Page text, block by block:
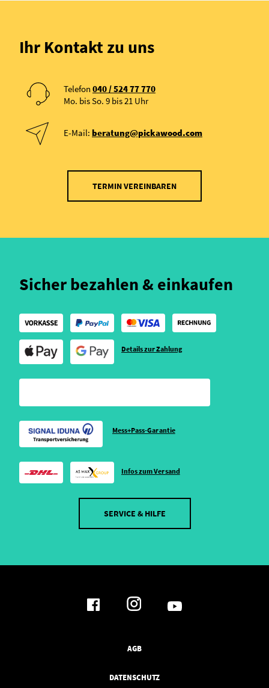
Ihr Kontakt zu uns
Telefon 040 / 524 77 770
Mo. bis So. 9 bis 21 Uhr
E-Mail: beratung@pickawood.com
TERMIN VEREINBAREN
Sicher bezahlen & einkaufen
Details zur Zahlung
Mess+Pass-Garantie
Infos zum Versand
SERVICE & HILFE
AGB
DATENSCHUTZ